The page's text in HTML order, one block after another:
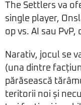
The Settlers va
single player,
op vs. AI sau
Narativ, jocul se
(una dintre
părăsească
teritorii noi și